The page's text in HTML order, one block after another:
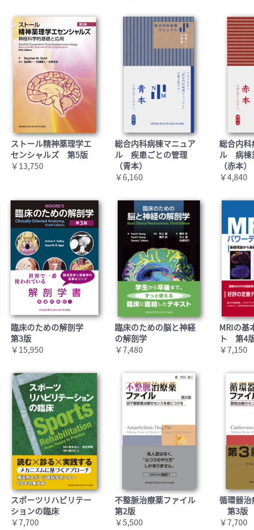
ストール精神薬理学エ
センシャルズ 第5版
￥13,750
総合内科病棟マニュア
ル 疾患ごとの管理
（青本）
￥6,160
総合内
ル 病棟
（赤本）
￥4,840
臨床のための解剖学
第3版
￥15,950
臨床のための脳と神経
の解剖学
￥7,480
MRIの基
ト 第4
￥7,150
スポーツリハビリテー
ションの臨床
￥7,700
不整脈治療薬ファイル
第2版
￥5,500
循環器
第3版
￥7,700